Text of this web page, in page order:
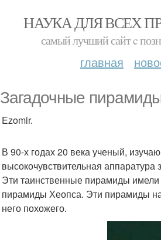
НАУКА ДЛЯ ВСЕХ
самый лучший сайт c
главная
Загадочные
Ezomir.
В 90-х годах 20 века ученый,
высокочувствительная
Эти таинственные пирамиды
пирамиды Хеопса. Эти пирамиды на
него похожего.